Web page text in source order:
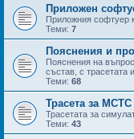
Приложен
Приложния софтуер
Теми: 7
Пояснения и
Пояснения на
състав, с трасетата
Теми: 68
Трасета за МСТС
Трасетата за
Теми: 43